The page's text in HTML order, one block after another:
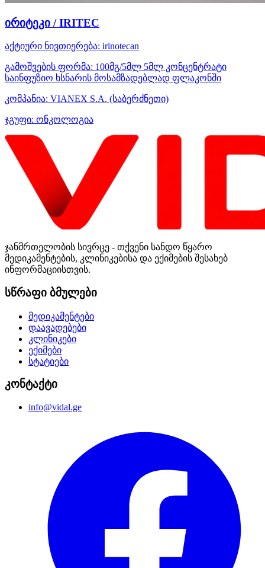
ირიტეკი / IRITEC
აქტიური ნივთიერება: irinotecan
გამოშვების ფორმა: 100მგ/5მლ 5მლ კონცენტრატი
საინფუზიო ხსნარის მოსამზადებლად ფლაკონში
კომპანია: VIANEX S.A. (საბერძნეთი)
ჯგუფი: ონკოლოგია
ჯანმრთელობის სივრცე - თქვენი სანდო წყარო
მედიკამენტების, კლინიკებისა და ექიმების შესახებ
ინფორმაციისთვის.
სწრაფი ბმულები
მედიკამენტები
დაავადებები
კლინიკები
ექიმები
სტატიები
კონტაქტი
info@vidal.ge